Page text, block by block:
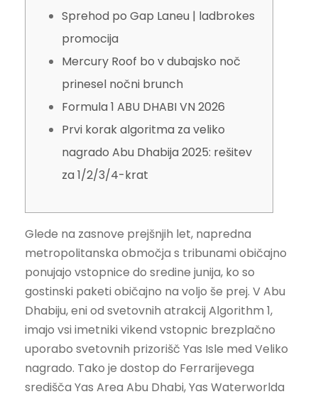
Sprehod po Gap Laneu | ladbrokes
promocija
Mercury Roof bo v dubajsko noč
prinesel nočni brunch
Formula 1 ABU DHABI VN 2026
Prvi korak algoritma za veliko
nagrado Abu Dhabija 2025: rešitev
za 1/2/3/4-krat
Glede na zasnove prejšnjih let, napredna
metropolitanska območja s tribunami običajno
ponujajo vstopnice do sredine junija, ko so
gostinski paketi običajno na voljo še prej. V Abu
Dhabiju, eni od svetovnih atrakcij Algorithm 1,
imajo vsi imetniki vikend vstopnic brezplačno
uporabo svetovnih prizorišč Yas Isle med Veliko
nagrado. Tako je dostop do Ferrarijevega
središča Yas Area Abu Dhabi, Yas Waterworlda